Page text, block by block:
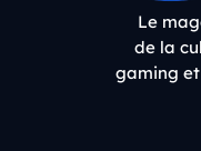
Le
de la
gaming